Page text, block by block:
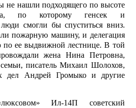
не нашли подходящего по высоте
по которому генсек и
смогли бы спуститься вниз.
пожарную машину, и делегация
ее выдвижной лестнице. В той
жена Нина Петровна,
семьи, писатель Михаил Шолохов,
дел Андрей Громыко и другие
Ил-14П советский